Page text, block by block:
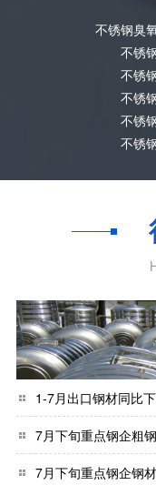
不锈钢臭
不锈
不锈
不锈
不锈
不锈
1-7月出口钢材同比
7月下旬重点钢企粗
7月下旬重点钢企钢